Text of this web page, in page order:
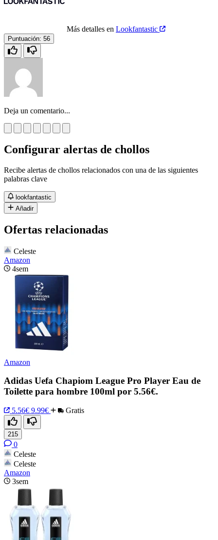
Más detalles en Lookfantastic
Puntuación: 56
Deja un comentario...
Configurar alertas de chollos
Recibe alertas de chollos relacionados con una de las siguientes
palabras clave
lookfantastic
Añadir
Ofertas relacionadas
Celeste
Amazon
4sem
Amazon
Adidas Uefa Chapiom League Pro Player Eau de
Toilette para hombre 100ml por 5.56€.
5.56€ 9.99€ Gratis
215
0
Celeste
Celeste
Amazon
3sem